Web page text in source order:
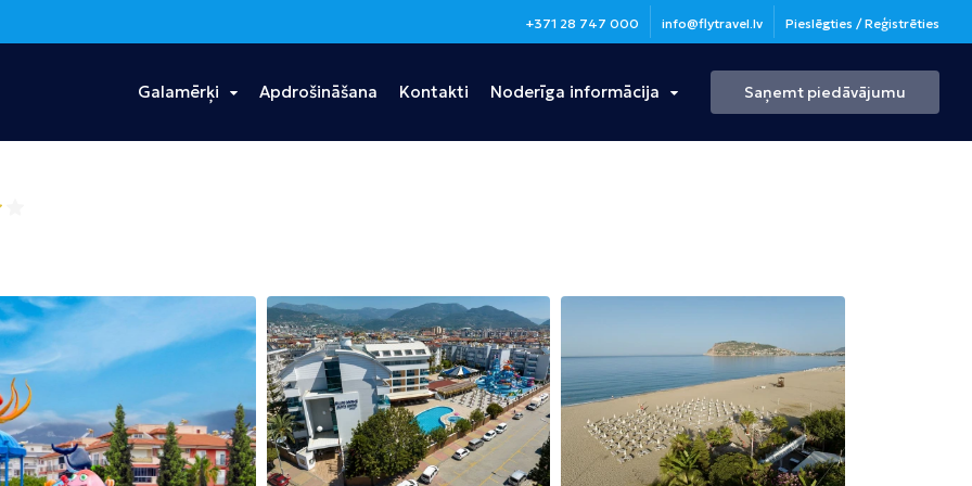
+371 28 747 000 info@flytravel.lv Pieslēgties / Reģistrēties
Galamērķi
Dominikānas
Republika
Punta Kana
Vjetnama
Hošimina
Tanzānija
Zanzibāra
Bulgārija
Burgasa
Albānija
Apdrošināšana Kontakti Noderīga informācija Saņemt piedāvājumu